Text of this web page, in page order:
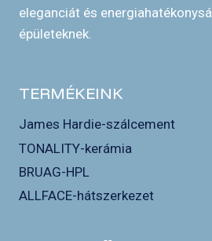
eleganciát és
épületeknek.
TERMÉKEINK
James Hardie-szálcement
TONALITY-kerámia
BRUAG-HPL
ALLFACE-hátszerkezet